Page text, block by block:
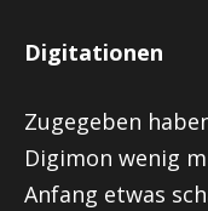
Digitationen
Zugegeben
Digimon wenig
Anfang etwas